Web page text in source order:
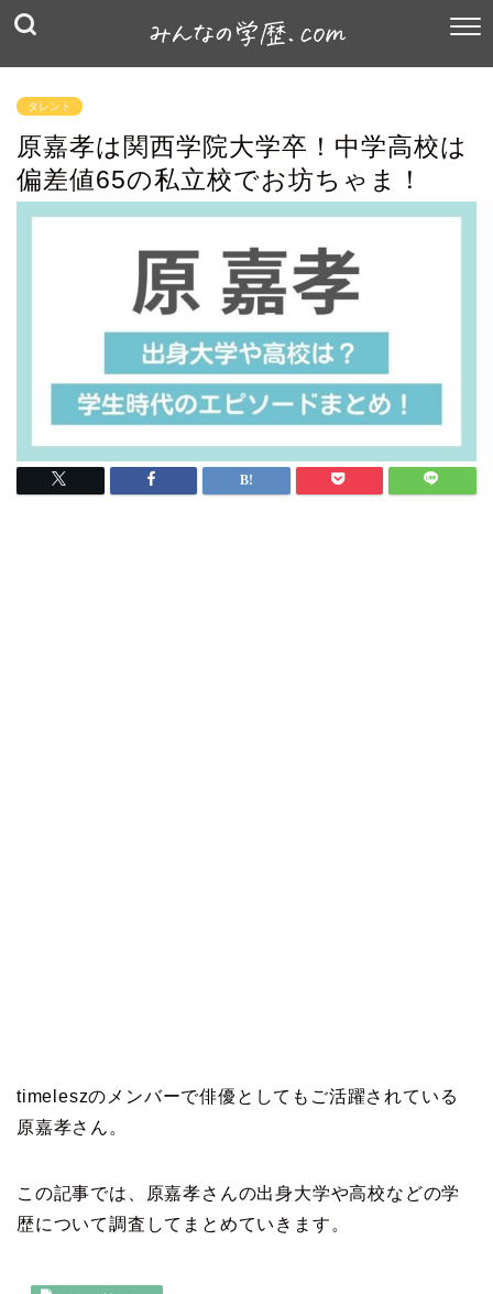
タレント
原嘉孝は関西学院大学卒！中学高校は
偏差値65の私立校でお坊ちゃま！
timeleszのメンバーで俳優としてもご活躍されている
原嘉孝さん。
この記事では、原嘉孝さんの出身大学や高校などの学
歴について調査してまとめていきます。